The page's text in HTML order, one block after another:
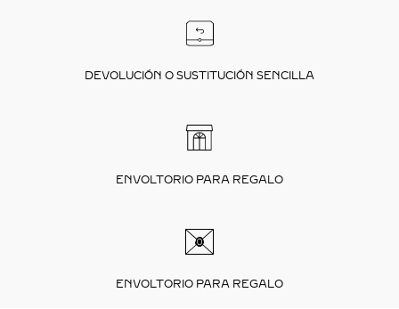
DEVOLUCIÓN O SUSTITUCIÓN SENCILLA
ENVOLTORIO PARA REGALO
ENVOLTORIO PARA REGALO